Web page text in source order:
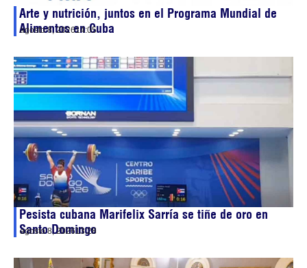
Arte y nutrición, juntos en el Programa Mundial de
Alimentos en Cuba
agosto 8, 202614:05
Pesista cubana Marifelix Sarría se tiñe de oro en
Santo Domingo
agosto 8, 202613:28